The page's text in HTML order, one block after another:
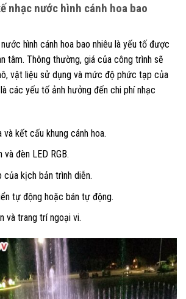
nhạc nước hình cánh hoa bao
hình cánh hoa bao nhiêu là yếu tố được
tâm. Thông thường, giá của công trình sẽ
vật liệu sử dụng và mức độ phức tạp của
các yếu tố ảnh hưởng đến chi phí nhạc
kết cấu khung cánh hoa.
đèn LED RGB.
kịch bản trình diễn.
tự động hoặc bán tự động.
và trang trí ngoại vi.